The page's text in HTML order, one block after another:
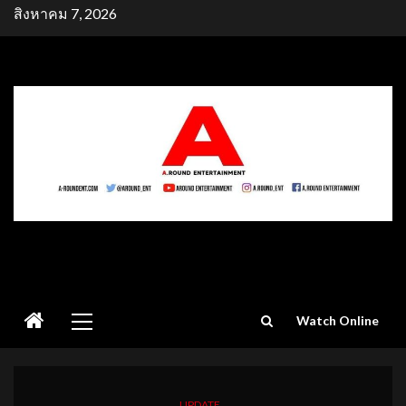
Skipสิงหาคม 7, 2026
Menu
Watch Online